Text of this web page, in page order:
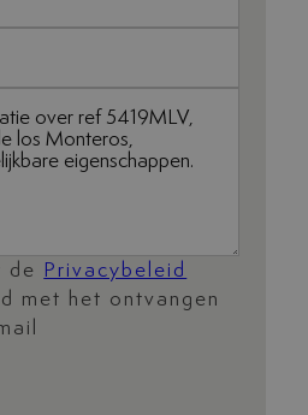
de
Privacybeleid
met het ontvangen